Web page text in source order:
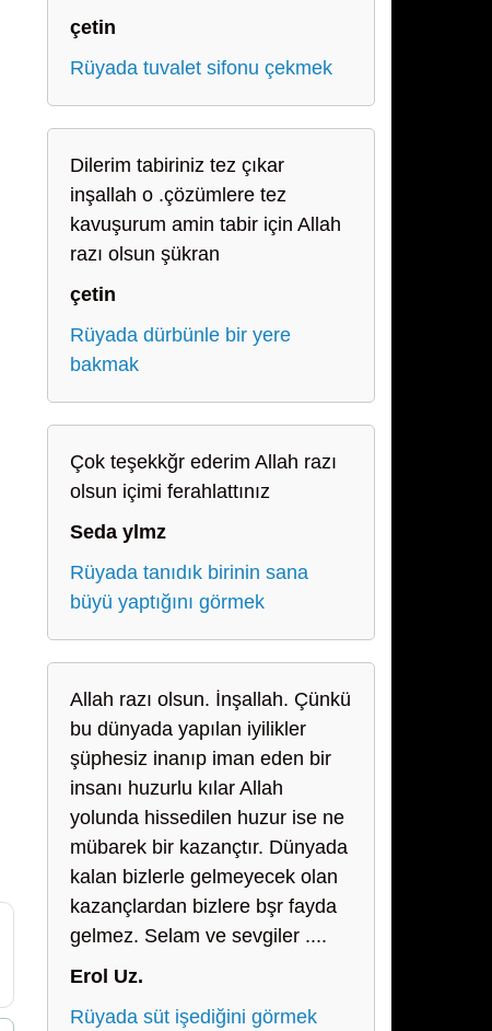
çetin
Rüyada tuvalet sifonu çekmek
Dilerim tabiriniz tez çıkar
inşallah o .çözümlere tez
kavuşurum amin tabir için Allah
razı olsun şükran
çetin
Rüyada dürbünle bir yere
bakmak
Çok teşekkğr ederim Allah razı
olsun içimi ferahlattınız
Seda ylmz
Rüyada tanıdık birinin sana
büyü yaptığını görmek
Allah razı olsun. İnşallah. Çünkü
bu dünyada yapılan iyilikler
şüphesiz inanıp iman eden bir
insanı huzurlu kılar Allah
yolunda hissedilen huzur ise ne
mübarek bir kazançtır. Dünyada
kalan bizlerle gelmeyecek olan
kazançlardan bizlere bşr fayda
gelmez. Selam ve sevgiler ....
Erol Uz.
Rüyada süt işediğini görmek